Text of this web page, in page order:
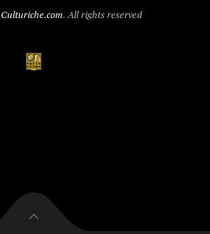
Culturiche.com. All rights reserved